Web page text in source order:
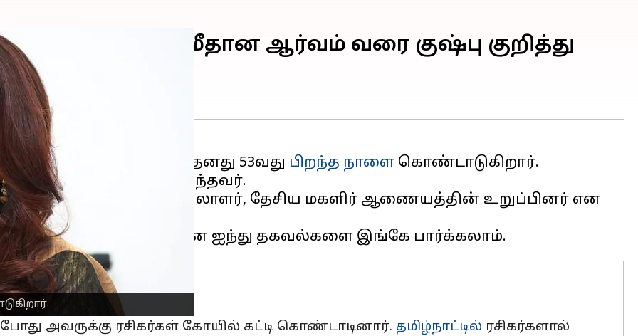
முதல் ஜல்லிக்கட்டு மீதான ஆர்வம் வரை குஷ்பு குறித்து
ஒருவரான குஷ்பூ இன்று தனது 53வது பிறந்த நாளை
மகாராஷ்டிராவில்
பிறந்தவர்.
தொகுப்பாளர், பெண்ணியலாளர், தேசிய மகளிர் ஆணையத்தின் உறுப்பினர் என
போது அவருக்கு ரசிகர்கள் கோயில் கட்டி கொண்டாடினார். தமிழ்நாட்டில் ரசிகர்களால்